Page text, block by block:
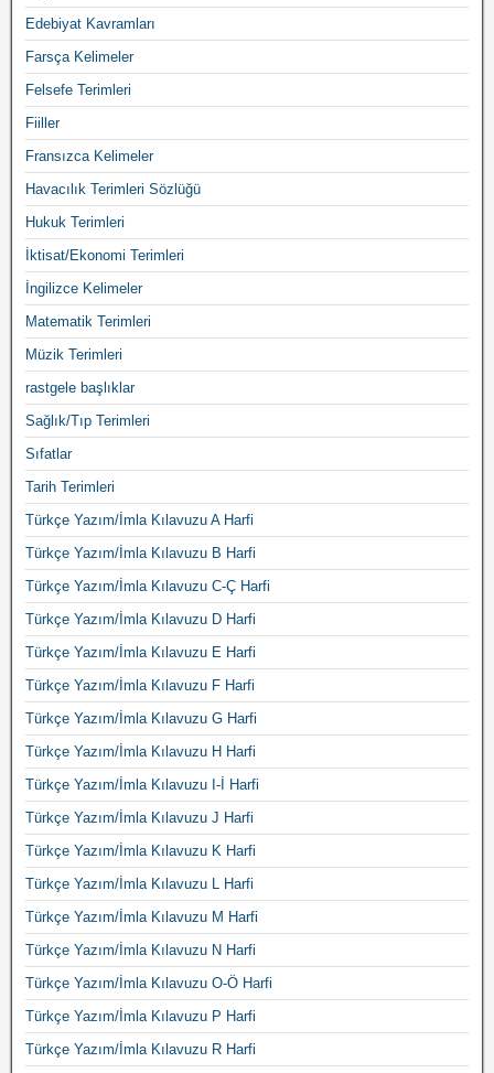
Edebiyat Kavramları
Farsça Kelimeler
Felsefe Terimleri
Fiiller
Fransızca Kelimeler
Havacılık Terimleri Sözlüğü
Hukuk Terimleri
İktisat/Ekonomi Terimleri
İngilizce Kelimeler
Matematik Terimleri
Müzik Terimleri
rastgele başlıklar
Sağlık/Tıp Terimleri
Sıfatlar
Tarih Terimleri
Türkçe Yazım/İmla Kılavuzu A Harfi
Türkçe Yazım/İmla Kılavuzu B Harfi
Türkçe Yazım/İmla Kılavuzu C-Ç Harfi
Türkçe Yazım/İmla Kılavuzu D Harfi
Türkçe Yazım/İmla Kılavuzu E Harfi
Türkçe Yazım/İmla Kılavuzu F Harfi
Türkçe Yazım/İmla Kılavuzu G Harfi
Türkçe Yazım/İmla Kılavuzu H Harfi
Türkçe Yazım/İmla Kılavuzu I-İ Harfi
Türkçe Yazım/İmla Kılavuzu J Harfi
Türkçe Yazım/İmla Kılavuzu K Harfi
Türkçe Yazım/İmla Kılavuzu L Harfi
Türkçe Yazım/İmla Kılavuzu M Harfi
Türkçe Yazım/İmla Kılavuzu N Harfi
Türkçe Yazım/İmla Kılavuzu O-Ö Harfi
Türkçe Yazım/İmla Kılavuzu P Harfi
Türkçe Yazım/İmla Kılavuzu R Harfi